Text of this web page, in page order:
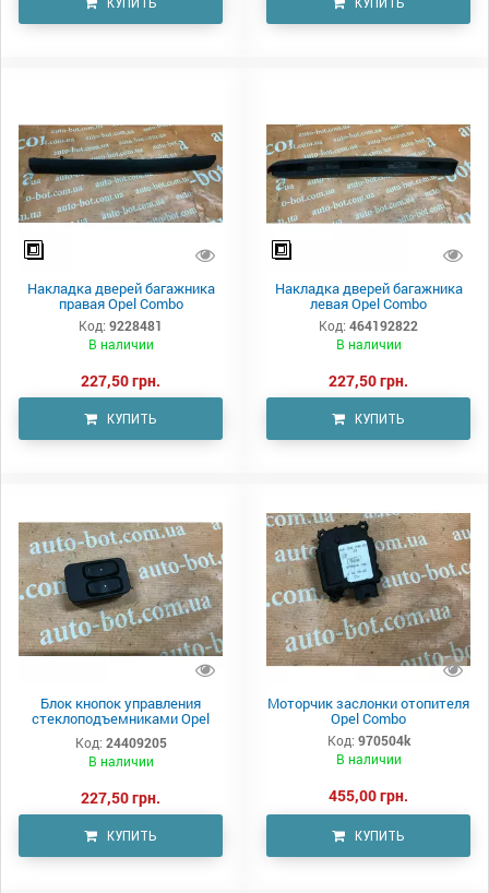
Накладка дверей багажника
правая Opel Combo
Код: 9228481
В наличии
227,50 грн.
КУПИТЬ
Накладка дверей багажника
левая Opel Combo
Код: 464192822
В наличии
227,50 грн.
КУПИТЬ
Блок кнопок управления
стеклоподъемниками Opel
Combo
Код: 24409205
В наличии
227,50 грн.
КУПИТЬ
Моторчик заслонки отопителя
Opel Combo
Код: 970504k
В наличии
455,00 грн.
КУПИТЬ